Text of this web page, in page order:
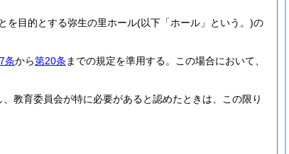
を目的とする弥生の里ホール(以下「ホール」という。)の
条から第20条 までの規定を準用する。
この場合において、
、教育委員会が特に必要があると認めたときは、この限り